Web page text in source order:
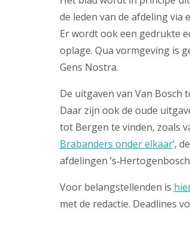
de leden van de afdeling via
Er wordt ook een gedrukte
oplage. Qua vormgeving is
Gens Nostra.
De uitgaven van Van Bosch
Daar zijn ook de oude
tot Bergen te vinden, zoals
Brabanders onder elkaar’,
afdelingen
Voor belangstellenden is
met de redactie. Deadlines